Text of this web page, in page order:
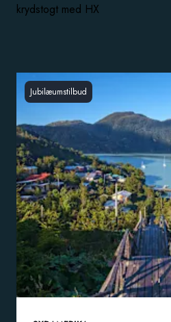
krydstogt med HX
Jubilæumstilbud